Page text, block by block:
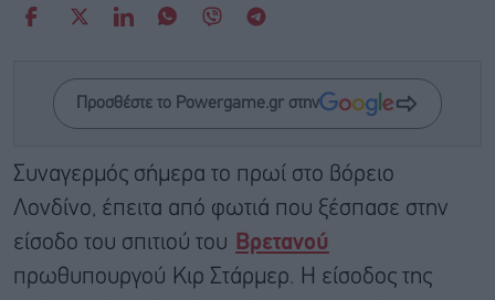
Προσθέστε το Powergame.gr στην
Συναγερμός σήμερα το πρωί στο βόρειο
Λονδίνο, έπειτα από φωτιά που ξέσπασε στην
είσοδο του σπιτιού του
Βρετανού
πρωθυπουργού Κιρ Στάρμερ. Η είσοδος της